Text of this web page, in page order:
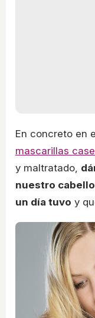
En concreto en
mascarillas
y maltratado,
nuestro
un día tuvo y